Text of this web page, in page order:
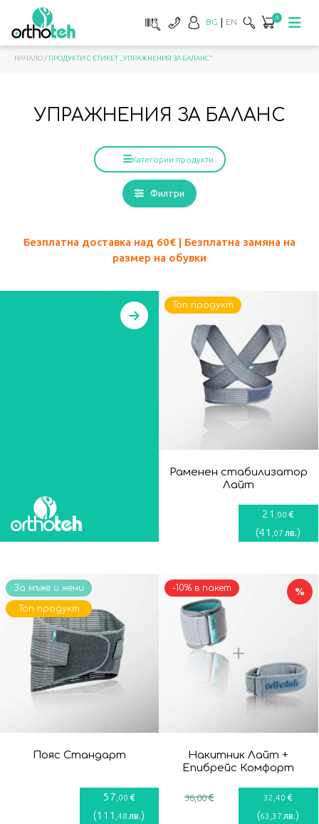
BG EN 0
НАЧАЛО / ПРОДУКТИ С ЕТИКЕТ „УПРАЖНЕНИЯ ЗА БАЛАНС“
УПРАЖНЕНИЯ ЗА БАЛАНС
Филтри
Категории продукти
Безплатна доставка над 60€ | Безплатна замяна на
размер на обувки
Раменен стабилизатор
Лайт
21 ,00 €
(41 ,07 лв.)
Топ продукт
Пояс Стандарт
57 ,00 €
(111 ,48 лв.)
За мъже и жени
Топ продукт
%
Накитник Лайт +
Епибрейс Комфорт
36,00€ 32 ,40 €
(63 ,37 лв.)
-10% в пакет